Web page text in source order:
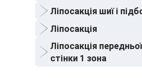
Ліпосакція шиї і
Ліпосакція
Ліпосакція
стінки 1 зона